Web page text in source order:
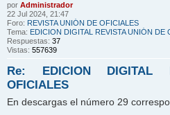
por Administrador
22 Jul 2024, 21:47
Foro: REVISTA UNIÓN DE OFICIALES
Tema: EDICION DIGITAL REVISTA UNIÓN DE
Respuestas: 37
Vistas: 557639
Re: EDICION DIGITAL
OFICIALES
En descargas el número 29